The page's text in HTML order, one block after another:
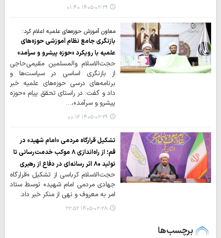
۱۴۰۵-۰۲-۲۹ ۰۱:۴۰
معاون آموزش حوزه‌های علمیه اعلام کرد:
بازنگری جامع نظام آموزشی حوزه‌های
علمیه با رویکرد «حوزه پیشرو و سرآمد»
حجت‌الاسلام والمسلمین مقیمی‌حاجی
از بازنگری اساسی در سیاست‌ها و
برنامه‌های درسی حوزه‌های علمیه خبر
داد و گفت: در راستای تحقق پیام «حوزه
پیشرو و سرآمد»،…
۱۴۰۵-۰۲-۲۹ ۰۰:۱۶
تشکیل قرارگاه مردمی «امام شهید» در
قم؛ از راه‌اندازی ۸ موکب خدمت‌رسانی تا
تولید ۸۰ اثر رسانه‌ای در دفاع از رهبری
حجت‌الاسلام کرباسی از تشکیل «قرارگاه
جهادی مردمی امام شهید» توسط ستاد
امر به معروف و نهی از منکر خبر داد.
۱۴۰۵-۰۲-۲۸ ۲۲:۵۲
برچسب‌ها